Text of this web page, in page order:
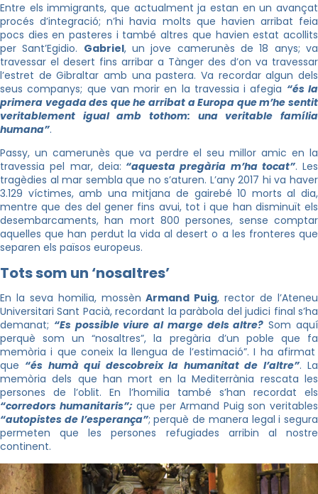
Entre els immigrants, que actualment ja estan en un avançat
procés d’integració; n’hi havia molts que havien arribat feia
pocs dies en pasteres i també altres que havien estat acollits
per Sant’Egidio. Gabriel, un jove camerunès de 18 anys; va
travessar el desert fins arribar a Tànger des d’on va travessar
l’estret de Gibraltar amb una pastera. Va recordar algun dels
seus companys; que van morir en la travessia i afegia “és la
primera vegada des que he arribat a Europa que m’he sentit
veritablement igual amb tothom: una veritable família
humana”.
Passy, un camerunès que va perdre el seu millor amic en la
travessia pel mar, deia: “aquesta pregària m’ha tocat”. Les
tragèdies al mar sembla que no s’aturen. L’any 2017 hi va haver
3.129 víctimes, amb una mitjana de gairebé 10 morts al dia,
mentre que des del gener fins avui, tot i que han disminuït els
desembarcaments, han mort 800 persones, sense comptar
aquelles que han perdut la vida al desert o a les fronteres que
separen els països europeus.
Tots som un ‘nosaltres’
En la seva homilia, mossèn Armand Puig, rector de l’Ateneu
Universitari Sant Pacià, recordant la paràbola del judici final s’ha
demanat; “Es possible viure al marge dels altre? Som aquí
perquè som un “nosaltres”, la pregària d’un poble que fa
memòria i que coneix la llengua de l’estimació”. I ha afirmat
que “és humà qui descobreix la humanitat de l’altre”. La
memòria dels que han mort en la Mediterrània rescata les
persones de l’oblit. En l’homilia també s’han recordat els
“corredors humanitaris”;que per Armand Puig son veritables
“autopistes de l’esperança”; perquè de manera legal i segura
permeten que les persones refugiades arribin al nostre
continent.